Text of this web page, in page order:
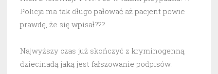
Policja ma tak długo pałować aż pacjent powie
prawdę, że się wpisał???
Najwyższy czas już skończyć z kryminogenną
dziecinadą jaką jest fałszowanie podpisów.